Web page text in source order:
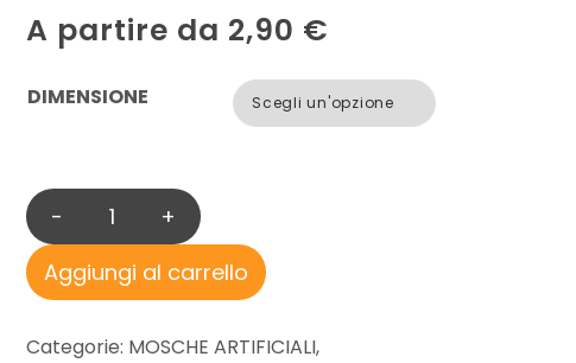
A partire da 2,90 €
DIMENSIONE
D
E
E
-
+
Aggiungi al carrello
Categorie: MOSCHE ARTIFICIALI,